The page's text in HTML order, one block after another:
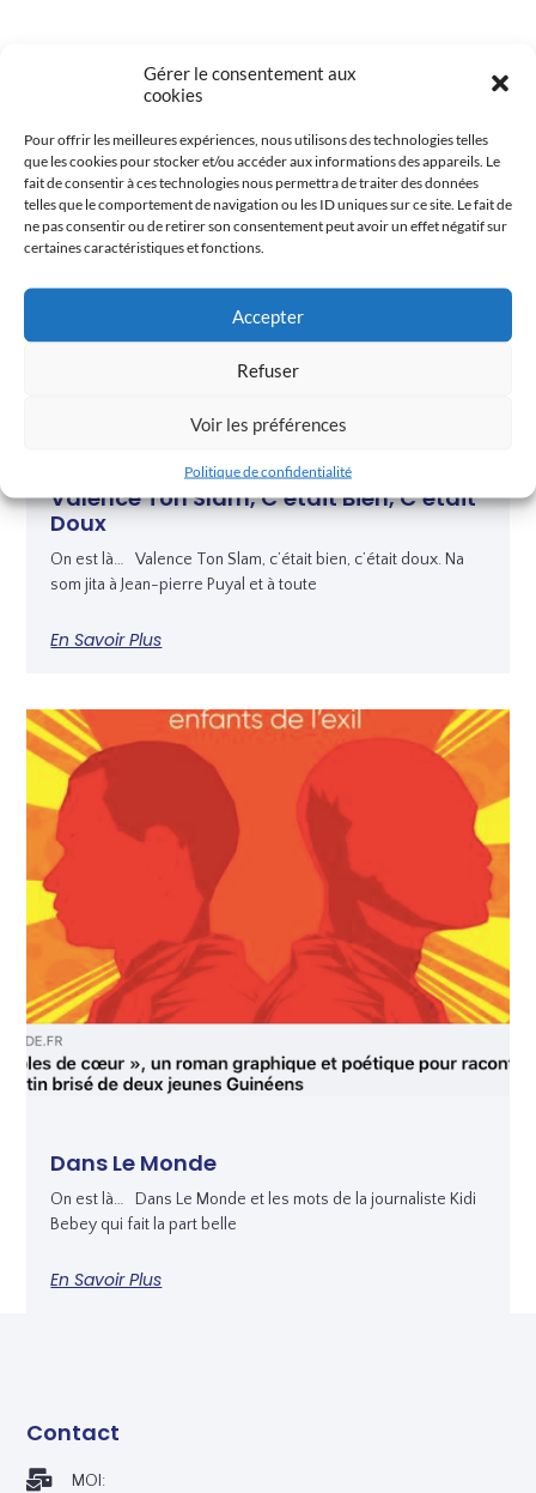
Gérer le consentement aux
cookies
Pour offrir les meilleures expériences, nous utilisons des technologies telles
que les cookies pour stocker et/ou accéder aux informations des appareils. Le
fait de consentir à ces technologies nous permettra de traiter des données
telles que le comportement de navigation ou les ID uniques sur ce site. Le fait de
ne pas consentir ou de retirer son consentement peut avoir un effet négatif sur
certaines caractéristiques et fonctions.
Accepter
Refuser
Voir les préférences
Politique de confidentialité
Valence Ton Slam, C’était Bien, C’était
Doux
On est là… Valence Ton Slam, c’était bien, c’était doux. Na
som jita à Jean-pierre Puyal et à toute
En Savoir Plus
Dans Le Monde
On est là… Dans Le Monde et les mots de la journaliste Kidi
Bebey qui fait la part belle
En Savoir Plus
Contact
MOI: